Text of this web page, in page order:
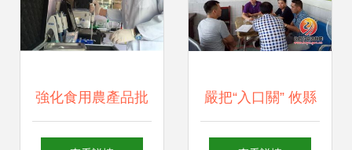
強化食用農產品批
發市場監管，進一
嚴把“入口關” 攸縣
市場和質量監督管